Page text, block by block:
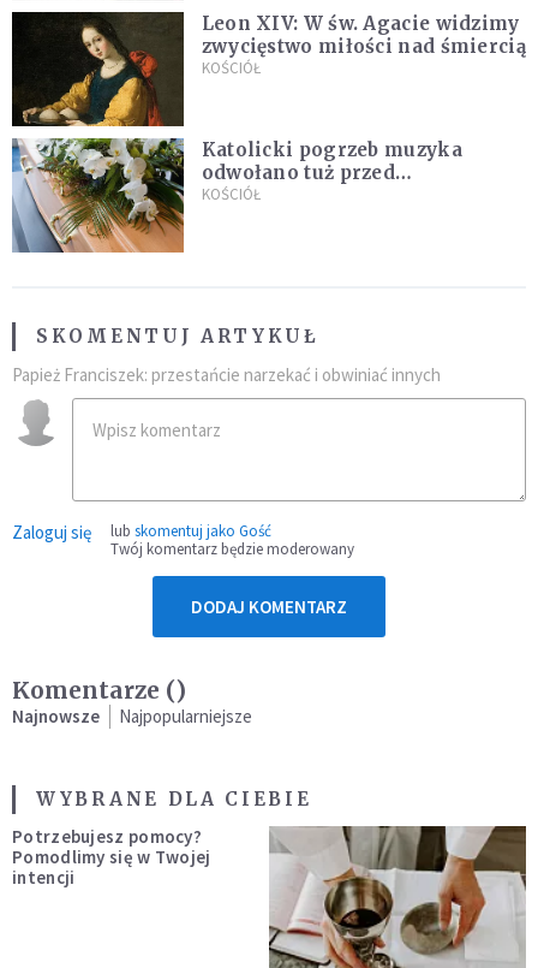
Leon XIV: W św. Agacie widzimy
zwycięstwo miłości nad śmiercią
KOŚCIÓŁ
Katolicki pogrzeb muzyka
odwołano tuż przed
uroczystością. Powodem była
KOŚCIÓŁ
SKOMENTUJ ARTYKUŁ
Papież Franciszek: przestańcie narzekać i obwiniać innych
Zaloguj się lub skomentuj jako Gość
Twój komentarz będzie moderowany
DODAJ KOMENTARZ
Komentarze ()
Najnowsze Najpopularniejsze
WYBRANE DLA CIEBIE
Potrzebujesz pomocy?
Pomodlimy się w Twojej
intencji